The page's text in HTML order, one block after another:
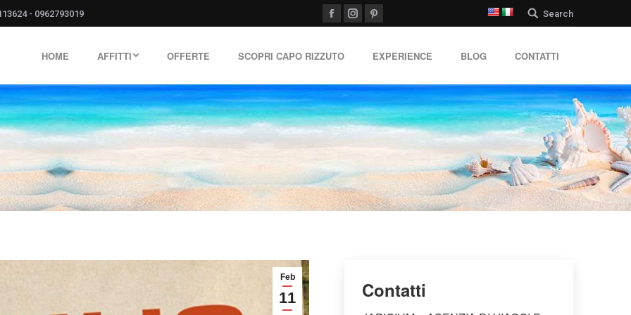
- 0962793019 Facebook
InstagramPinterest Search:Search
HOME AFFITTI OFFERTE SCOPRI CAPO RIZZUTO EXPERIENCE BLOG CONTATTI
Feb
11 Contatti